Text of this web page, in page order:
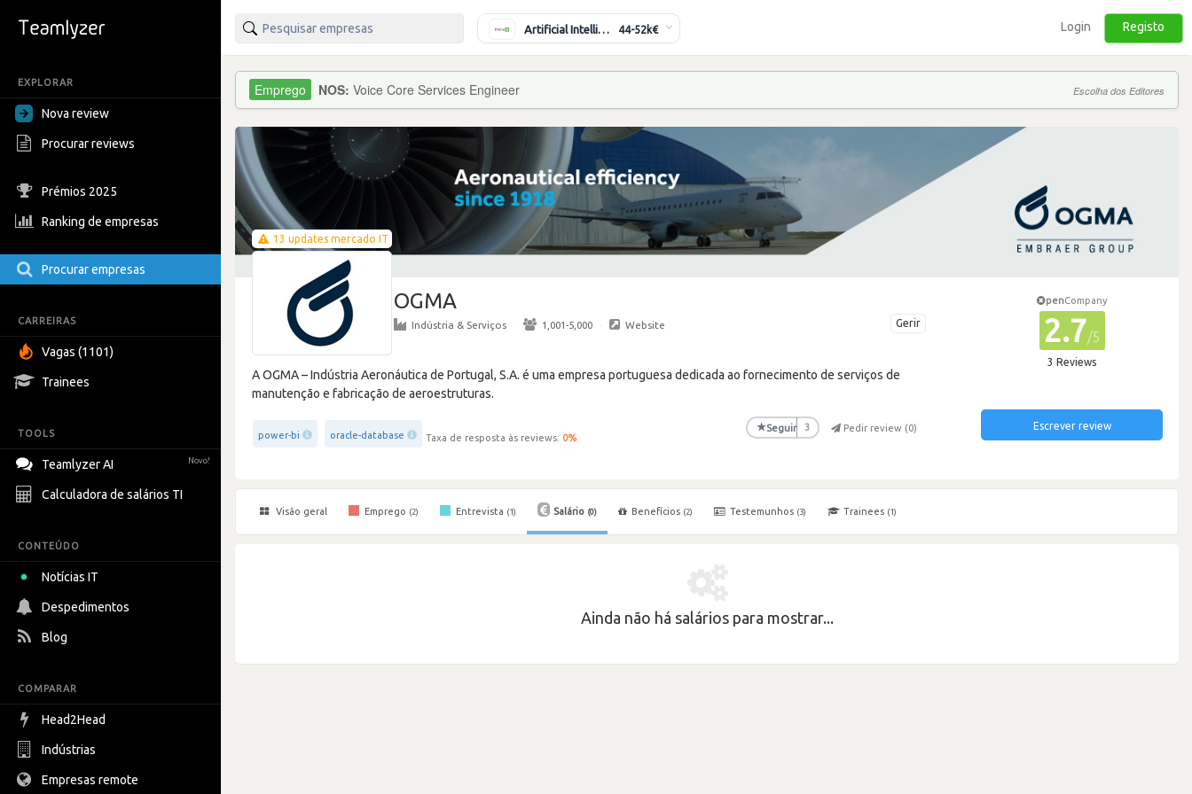
EXPLORAR
Nova review
Procurar reviews
Prémios 2025
Ranking de empresas
Procurar empresas
CARREIRAS
Vagas (1101)
Trainees
TOOLS
Teamlyzer AI Novo!
Calculadora de salários TI
CONTEÚDO
Notícias IT
Despedimentos
Blog
COMPARAR
Head2Head
Indústrias
Empresas remote
Artificial Intelligence Engineer 44-52k€ Login Registo
NOS: Voice Core Services Engineer Escolha dos Editores
13 updates mercado IT
OGMA
Gerir
Indústria & Serviços · 1,001-5,000 · Website
A OGMA – Indústria Aeronáutica de Portugal, S.A. é uma empresa portuguesa dedicada ao fornecimento de serviços de
manutenção e fabricação de aeroestruturas.
power-bi oracle-database Taxa de resposta às reviews: 0%
★Seguir 3 Pedir review (0)
penCompany
2.7/5
3 Reviews
Escrever review
Visão geral Emprego (2) Entrevista (1) Salário (0) Benefícios (2) Testemunhos (3) Trainees (1)
Ainda não há salários para mostrar...